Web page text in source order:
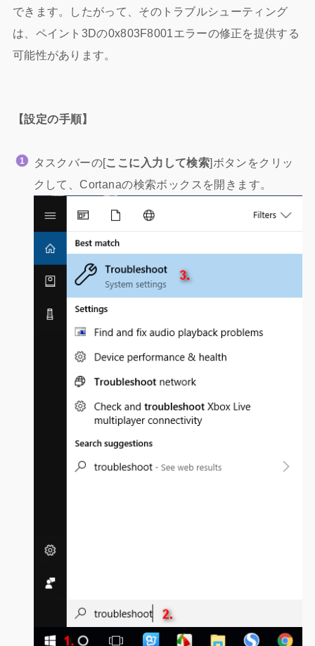
できます。したがって、そのトラブルシューティング
は、ペイント3Dの0x803F8001エラーの修正を提供する
可能性があります。
【設定の手順】
タスクバーの[ここに入力して検索]ボタンをクリッ
クして、Cortanaの検索ボックスを開きます。